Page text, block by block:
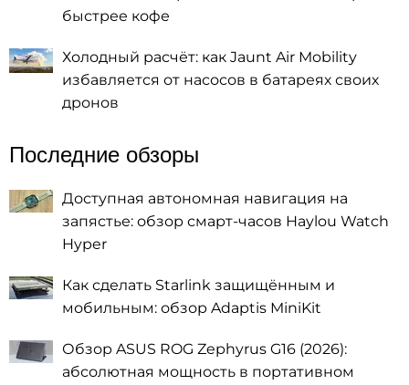
быстрее кофе
Холодный расчёт: как Jaunt Air Mobility
избавляется от насосов в батареях своих
дронов
Последние обзоры
Доступная автономная навигация на
запястье: обзор смарт-часов Haylou Watch
Hyper
Как сделать Starlink защищённым и
мобильным: обзор Adaptis MiniKit
Обзор ASUS ROG Zephyrus G16 (2026):
абсолютная мощность в портативном